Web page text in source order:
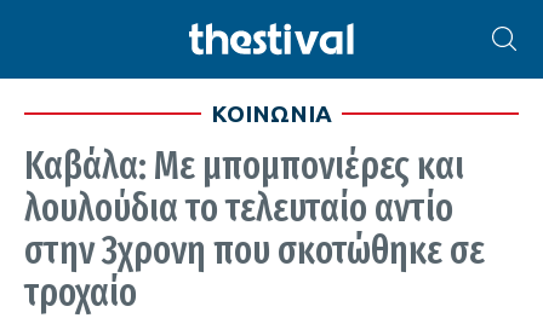
ΚΟΙΝΩΝΙΑ
Καβάλα: Με μπομπονιέρες και
λουλούδια το τελευταίο αντίο
στην 3χρονη που σκοτώθηκε σε
τροχαίο